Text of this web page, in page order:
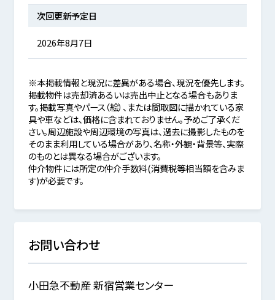
次回更新予定日
2026年8月7日
※本掲載情報と現況に差異がある場合、現況を優先します。
掲載物件は売却済あるいは売出中止となる場合もありま
す。掲載写真やパース（絵）、または間取図に描かれている家
具や車などは、価格に含まれておりません。予めご了承くだ
さい。周辺施設や周辺環境の写真は、過去に撮影したものを
そのまま利用している場合があり、名称・外観・背景等、実際
のものとは異なる場合がございます。
仲介物件には所定の仲介手数料(消費税等相当額を含みま
す)が必要です。
お問い合わせ
小田急不動産 新宿営業センター